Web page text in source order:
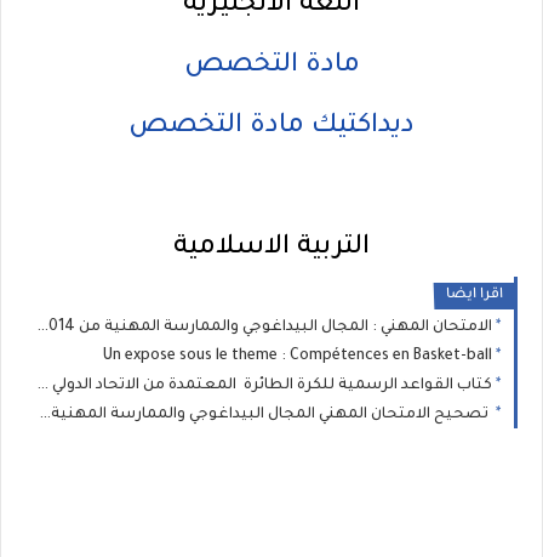
اللغة الانجليزية
مادة التخصص
ديداكتيك مادة التخصص
التربية الاسلامية
اقرا ايضا
الامتحان المهني : المجال البيداغوجي والممارسة المهنية من 2014 الى 2021 الثانوي التأهيلي
Un expose sous le theme : Compétences en Basket-ball
كتاب القواعد الرسمية للكرة الطائرة المعتمدة من الاتحاد الدولي بالعربية
تصحيح الامتحان المهني المجال البيداغوجي والممارسة المهنية للسلك الابتدائي 2021